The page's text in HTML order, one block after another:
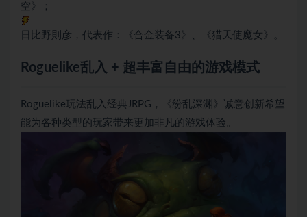
空》；
日比野則彦，代表作：《合金装备3》、《猎天使魔女》。
Roguelike乱入 + 超丰富自由的游戏模式
Roguelike玩法乱入经典JRPG，《纷乱深渊》诚意创新希望
能为各种类型的玩家带来更加非凡的游戏体验。